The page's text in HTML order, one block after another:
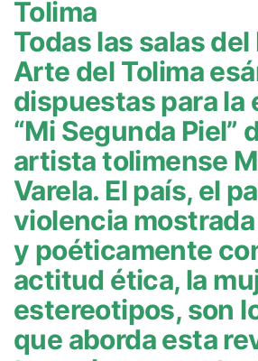
Tolima
Todas las salas
Arte del Tolima
dispuestas para la
“Mi Segunda Piel”
artista tolimense
Varela. El país, el
violencia
y poéticamente
actitud ética, la
estereotipos, son
que aborda esta